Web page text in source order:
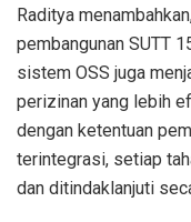
Raditya
pembangunan SUTT
sistem OSS juga
perizinan yang lebih
dengan ketentuan
terintegrasi, setiap
dan ditindaklanjuti